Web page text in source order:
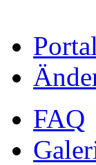
Portal
FAQ